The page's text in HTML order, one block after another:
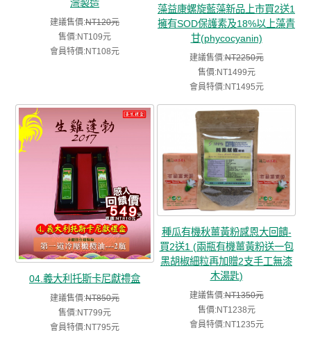
灣製造
建議售價:NT120元
售價:NT109元
會員特價:NT108元
藻益康螺旋藍藻新品上市買2送1
擁有SOD保護素及18%以上藻青
甘(phycocyanin)
建議售價:NT2250元
售價:NT1499元
會員特價:NT1495元
04.義大利托斯卡尼獻禮盒
建議售價:NT850元
售價:NT799元
會員特價:NT795元
種瓜有機秋薑黃粉感恩大回饋-
買2送1 (兩瓶有機薑黃粉送一包
黑胡椒細粒再加贈2支手工無漆
木湯匙)
建議售價:NT1350元
售價:NT1238元
會員特價:NT1235元